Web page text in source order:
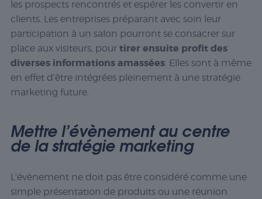
les prospects rencontrés et espérer les convertir en
clients. Les entreprises préparant avec soin leur
participation à un salon pourront se consacrer sur
place aux visiteurs, pour tirer ensuite profit des
diverses informations amassées. Elles sont à même
en effet d’être intégrées pleinement à une stratégie
marketing future.
Mettre l’évènement au centre
de la stratégie marketing
L’évènement ne doit pas être considéré comme une
simple présentation de produits ou une réunion